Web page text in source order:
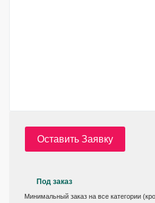
Оставить Заявку
Под заказ
Минимальный заказ на все категории